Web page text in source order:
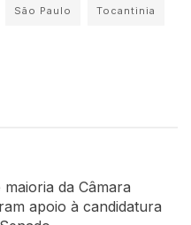
São Paulo Tocantinia
da Câmara
apoio à candidatura